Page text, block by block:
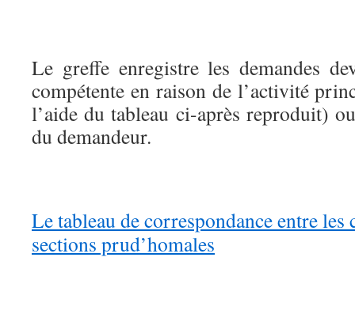
Le greffe enregistre les demandes
compétente en raison de l’activité
l’aide du tableau ci-après reproduit)
du demandeur.
Le tableau de correspondance entre les
sections prud’homales